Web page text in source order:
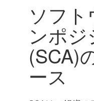
ソフト
ンポ
(SCA)
ース